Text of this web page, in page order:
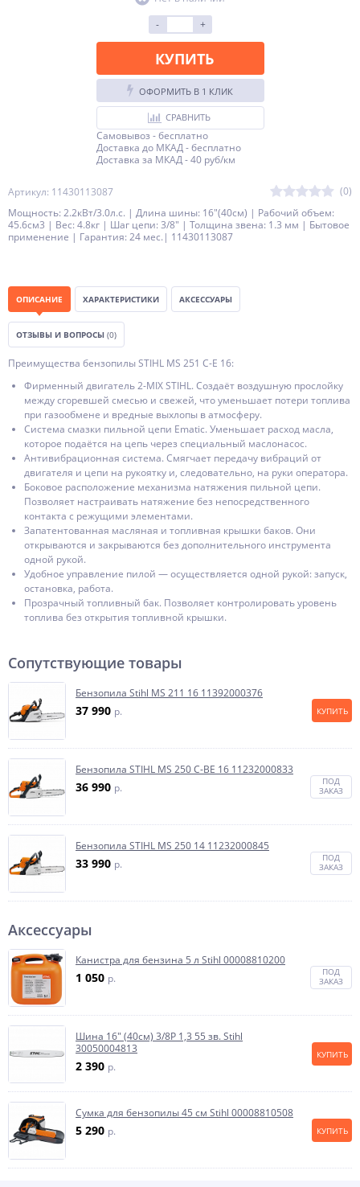
Артикул: 11430113087 (0)
Мощность: 2.2кВт/3.0л.с. | Длина шины: 16"(40см) | Рабочий объем:
45.6см3 | Вес: 4.8кг | Шаг цепи: 3/8" | Толщина звена: 1.3 мм | Бытовое
применение | Гарантия: 24 мес.| 11430113087
-
+
КУПИТЬ
ОФОРМИТЬ В 1 КЛИК
СРАВНИТЬ
Самовывоз - бесплатно
Доставка до МКАД - бесплатно
Доставка за МКАД - 40 руб/км
ОПИСАНИЕ ХАРАКТЕРИСТИКИ АКСЕССУАРЫ
ОТЗЫВЫ И ВОПРОСЫ (0)
Преимущества бензопилы STIHL MS 251 C-E 16:
Фирменный двигатель 2-MIX STIHL. Создаёт воздушную прослойку
между сгоревшей смесью и свежей, что уменьшает потери топлива
при газообмене и вредные выхлопы в атмосферу.
Система смазки пильной цепи Ematic. Уменьшает расход масла,
которое подаётся на цепь через специальный маслонасос.
Антивибрационная система. Смягчает передачу вибраций от
двигателя и цепи на рукоятку и, следовательно, на руки оператора.
Боковое расположение механизма натяжения пильной цепи.
Позволяет настраивать натяжение без непосредственного
контакта с режущими элементами.
Запатентованная масляная и топливная крышки баков. Они
открываются и закрываются без дополнительного инструмента
одной рукой.
Удобное управление пилой — осуществляется одной рукой: запуск,
остановка, работа.
Прозрачный топливный бак. Позволяет контролировать уровень
топлива без открытия топливной крышки.
Сопутствующие товары
Бензопила Stihl MS 211 16 11392000376
37 990 p. КУПИТЬ
Бензопила STIHL MS 250 C-BE 16 11232000833
36 990 p.
ПОД
ЗАКАЗ
Бензопила STIHL MS 250 14 11232000845
33 990 p.
ПОД
ЗАКАЗ
Аксессуары
Канистра для бензина 5 л Stihl 00008810200
1 050 p.
ПОД
ЗАКАЗ
Шина 16" (40см) 3/8P 1,3 55 зв. Stihl
30050004813
2 390 p.
КУПИТЬ
Сумка для бензопилы 45 см Stihl 00008810508
5 290 p. КУПИТЬ